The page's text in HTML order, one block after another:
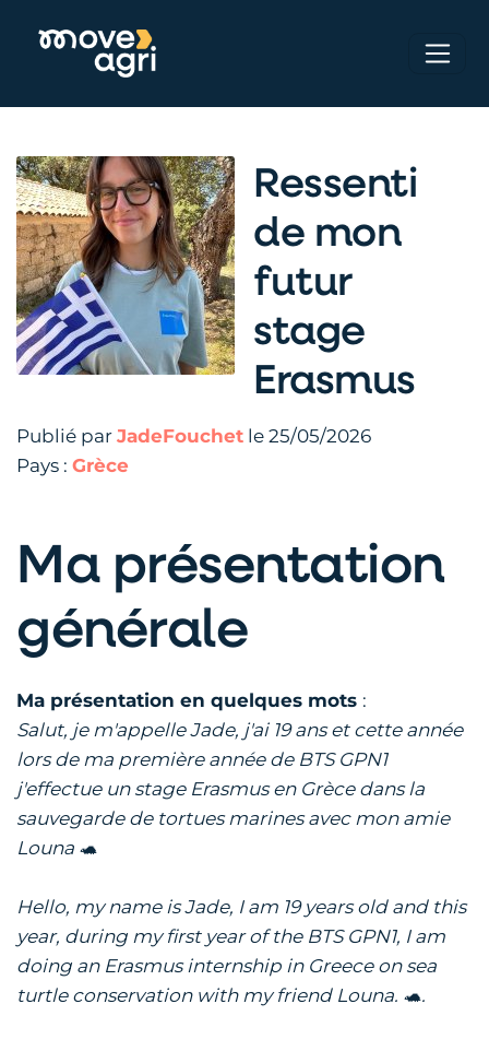
Ressenti
de mon
futur
stage
Erasmus
Publié par JadeFouchet le 25/05/2026
Pays : Grèce
Ma présentation
générale
Ma présentation en quelques mots :
Salut, je m'appelle Jade, j'ai 19 ans et cette année
lors de ma première année de BTS GPN1
j'effectue un stage Erasmus en Grèce dans la
sauvegarde de tortues marines avec mon amie
Louna 🐢
Hello, my name is Jade, I am 19 years old and this
year, during my first year of the BTS GPN1, I am
doing an Erasmus internship in Greece on sea
turtle conservation with my friend Louna. 🐢.